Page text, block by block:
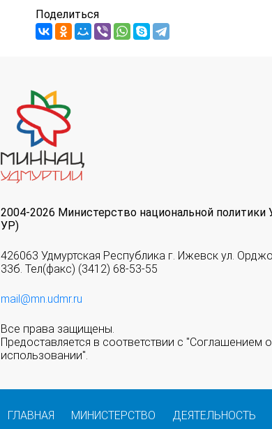
Поделиться
2004-2026 Министерство национальной
УР)
426063 Удмуртская Республика г. Ижевск ул.
33б. Тел(факс) (3412) 68-53-55
mail@mn.udmr.ru
Все права защищены.
Предоставляется в соответствии с "Соглашением
использовании".
ГЛАВНАЯ МИНИСТЕРСТВО ДЕЯТЕЛЬНОСТЬ